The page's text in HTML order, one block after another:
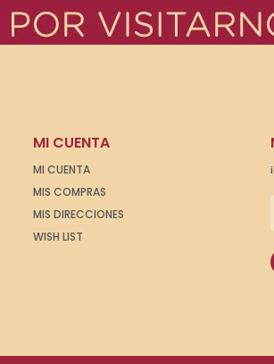
MI CUENTA
MI CUENTA
MIS COMPRAS
MIS DIRECCIONES
WISH LIST